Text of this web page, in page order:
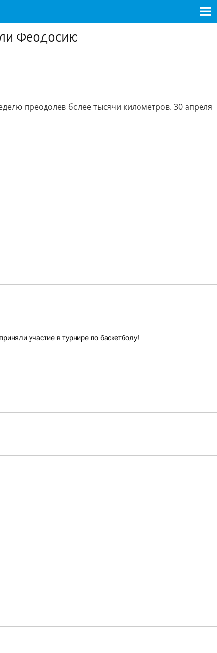
Феодосию
преодолев более тысячи километров, 30 апреля
участие в турнире по баскетболу!